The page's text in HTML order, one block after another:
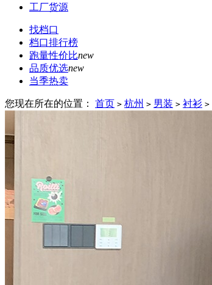
工厂货源
找档口
档口排行榜
跑量性价比new
品质优选new
当季热卖
您现在所在的位置： 首页 > 杭州 > 男装 > 衬衫 >